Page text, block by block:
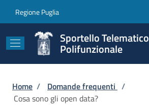
Regione Puglia
Sportello Telematico
Polifunzionale
Briciole di pane
Home / Domande frequenti /
Cosa sono gli open data?